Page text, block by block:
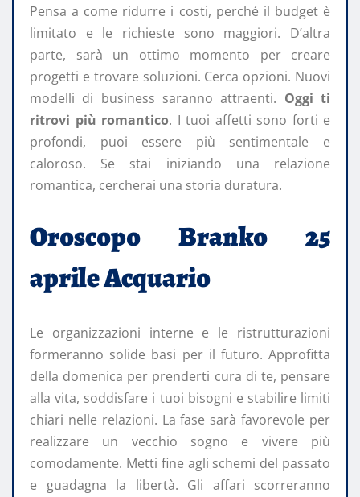
Pensa a come ridurre i costi, perché il budget è
limitato e le richieste sono maggiori. D’altra
parte, sarà un ottimo momento per creare
progetti e trovare soluzioni. Cerca opzioni. Nuovi
modelli di business saranno attraenti. Oggi ti
ritrovi più romantico. I tuoi affetti sono forti e
profondi, puoi essere più sentimentale e
caloroso. Se stai iniziando una relazione
romantica, cercherai una storia duratura.
Oroscopo Branko 25
aprile Acquario
Le organizzazioni interne e le ristrutturazioni
formeranno solide basi per il futuro. Approfitta
della domenica per prenderti cura di te, pensare
alla vita, soddisfare i tuoi bisogni e stabilire limiti
chiari nelle relazioni. La fase sarà favorevole per
realizzare un vecchio sogno e vivere più
comodamente. Metti fine agli schemi del passato
e guadagna la libertà. Gli affari scorreranno